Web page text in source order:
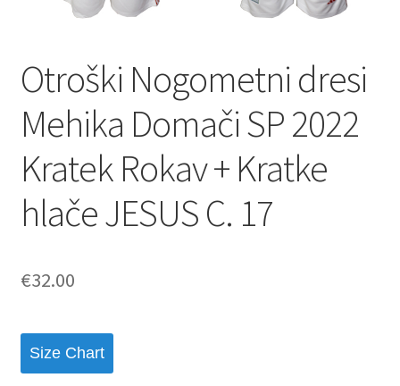
Otroški Nogometni dresi
Mehika Domači SP 2022
Kratek Rokav + Kratke
hlače JESUS C. 17
€32.00
Size Chart